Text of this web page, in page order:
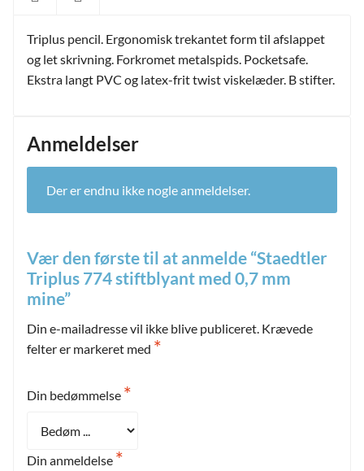
Triplus pencil. Ergonomisk trekantet form til afslappet
og let skrivning. Forkromet metalspids. Pocketsafe.
Ekstra langt PVC og latex-frit twist viskelæder. B stifter.
Anmeldelser
Der er endnu ikke nogle anmeldelser.
Vær den første til at anmelde “Staedtler
Triplus 774 stiftblyant med 0,7 mm
mine”
Din e-mailadresse vil ikke blive publiceret. Krævede
felter er markeret med *
Din bedømmelse *
Din anmeldelse *